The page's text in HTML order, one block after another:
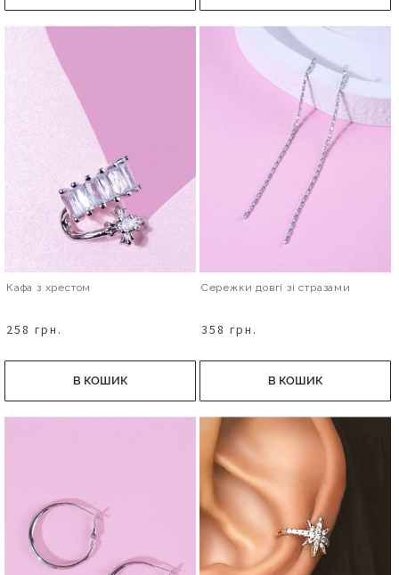
Кафа з хрестом
258 грн.
В КОШИК
Сережки довгі зі стразами
358 грн.
В КОШИК